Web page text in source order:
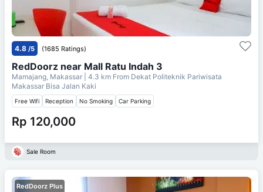
4.8 /5 (1685 Ratings)
RedDoorz near Mall Ratu Indah 3
Mamajang, Makassar | 4.3 km From Dekat Politeknik Pariwisata
Makassar Bisa Jalan Kaki
Free Wifi Reception No Smoking Car Parking
Rp 120,000
Sale Room
RedDoorz Plus